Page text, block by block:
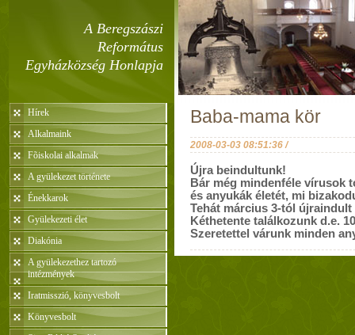
A Beregszászi
Református
Egyházközség Honlapja
Hírek
Alkalmaink
Fõiskolai alkalmak
A gyülekezet története
Énekkarok
Gyülekezeti élet
Diakónia
A gyülekezethez tartozó
intézmények
Iratmisszió, könyvesbolt
Könyvesbolt
Baba-mama kör
2008-03-03 08:51:36 /
Újra beindultunk!
Bár még mindenféle vírusok
és anyukák életét, mi
Tehát március 3-tól újraindult
Kéthetente találkozunk d.e.
Szeretettel várunk minden